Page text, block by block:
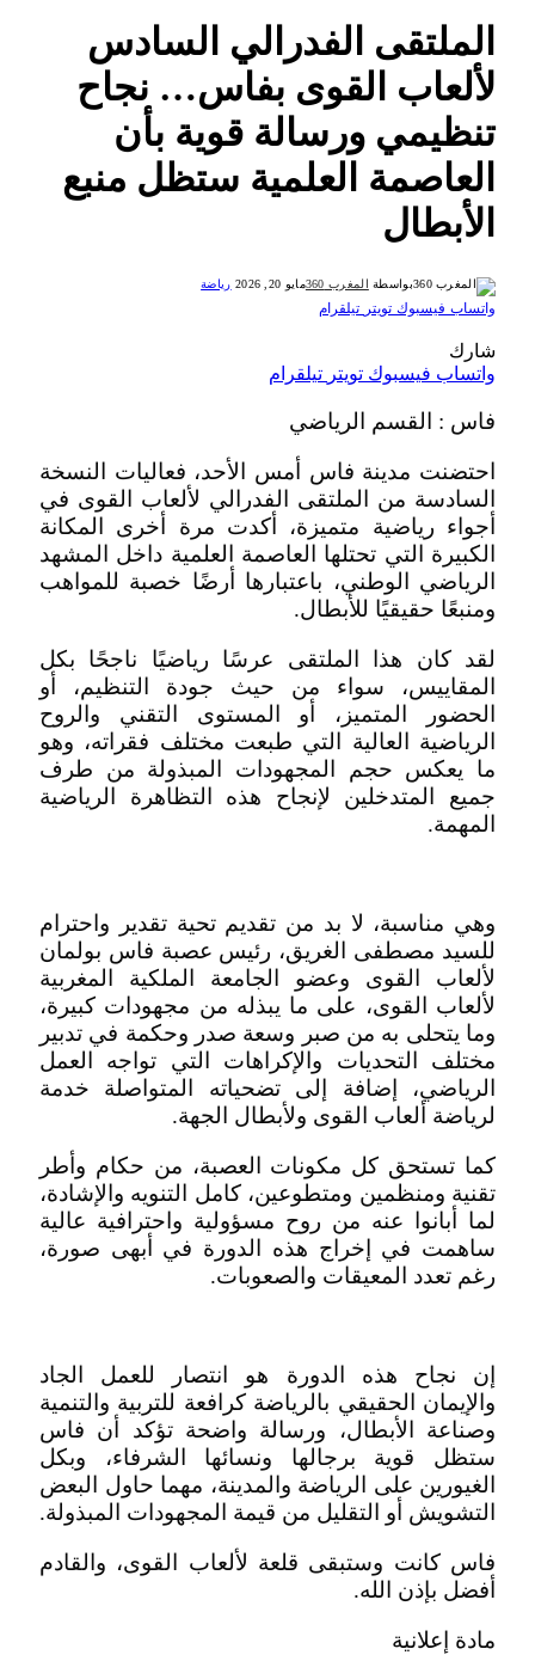
الملتقى الفدرالي السادس
لألعاب القوى بفاس… نجاح
تنظيمي ورسالة قوية بأن
العاصمة العلمية ستظل منبع
الأبطال
بواسطة المغرب 360 مايو 20, 2026 رياضة
واتساب فيسبوك تويتر تيلقرام
شارك
واتساب فيسبوك تويتر تيلقرام
فاس : القسم الرياضي
احتضنت مدينة فاس أمس الأحد، فعاليات النسخة
السادسة من الملتقى الفدرالي لألعاب القوى في
أجواء رياضية متميزة، أكدت مرة أخرى المكانة
الكبيرة التي تحتلها العاصمة العلمية داخل المشهد
الرياضي الوطني، باعتبارها أرضًا خصبة للمواهب
ومنبعًا حقيقيًا للأبطال.
لقد كان هذا الملتقى عرسًا رياضيًا ناجحًا بكل
المقاييس، سواء من حيث جودة التنظيم، أو
الحضور المتميز، أو المستوى التقني والروح
الرياضية العالية التي طبعت مختلف فقراته، وهو
ما يعكس حجم المجهودات المبذولة من طرف
جميع المتدخلين لإنجاح هذه التظاهرة الرياضية
المهمة.
وهي مناسبة، لا بد من تقديم تحية تقدير واحترام
للسيد مصطفى الغريق، رئيس عصبة فاس بولمان
لألعاب القوى وعضو الجامعة الملكية المغربية
لألعاب القوى، على ما يبذله من مجهودات كبيرة،
وما يتحلى به من صبر وسعة صدر وحكمة في تدبير
مختلف التحديات والإكراهات التي تواجه العمل
الرياضي، إضافة إلى تضحياته المتواصلة خدمة
لرياضة ألعاب القوى ولأبطال الجهة.
كما تستحق كل مكونات العصبة، من حكام وأطر
تقنية ومنظمين ومتطوعين، كامل التنويه والإشادة،
لما أبانوا عنه من روح مسؤولية واحترافية عالية
ساهمت في إخراج هذه الدورة في أبهى صورة،
رغم تعدد المعيقات والصعوبات.
إن نجاح هذه الدورة هو انتصار للعمل الجاد
والإيمان الحقيقي بالرياضة كرافعة للتربية والتنمية
وصناعة الأبطال، ورسالة واضحة تؤكد أن فاس
ستظل قوية برجالها ونسائها الشرفاء، وبكل
الغيورين على الرياضة والمدينة، مهما حاول البعض
التشويش أو التقليل من قيمة المجهودات المبذولة.
فاس كانت وستبقى قلعة لألعاب القوى، والقادم
أفضل بإذن الله.
مادة إعلانية